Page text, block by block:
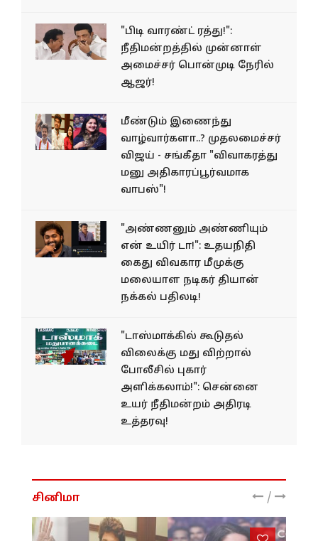
"பிடி வாரண்ட் ரத்து!":
நீதிமன்றத்தில் முன்னாள்
அமைச்சர் பொன்முடி நேரில்
ஆஜர்!
மீண்டும் இணைந்து
வாழ்வார்களா..? முதலமைச்சர்
விஜய் - சங்கீதா "விவாகரத்து
மனு அதிகாரப்பூர்வமாக
வாபஸ்"!
"அண்ணனும் அண்ணியும்
என் உயிர் டா!": உதயநிதி
கைது விவகார மீமுக்கு
மலையாள நடிகர் தியான்
நக்கல் பதிலடி!
"டாஸ்மாக்கில் கூடுதல்
விலைக்கு மது விற்றால்
போலீசில் புகார்
அளிக்கலாம்!": சென்னை
உயர் நீதிமன்றம் அதிரடி
உத்தரவு!
சினிமா /